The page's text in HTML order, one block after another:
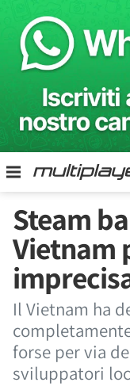
Steam
Vietnam
Il Vietnam ha
forse per via
sviluppatori